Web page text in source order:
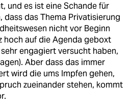
und es ist eine Schande für
dass das Thema Privatisierung
nicht vor Beginn
hoch auf die Agenda geboxt
engagiert versucht haben,
Aber dass das immer
wird die ums Impfen gehen,
zueinander stehen, kommt